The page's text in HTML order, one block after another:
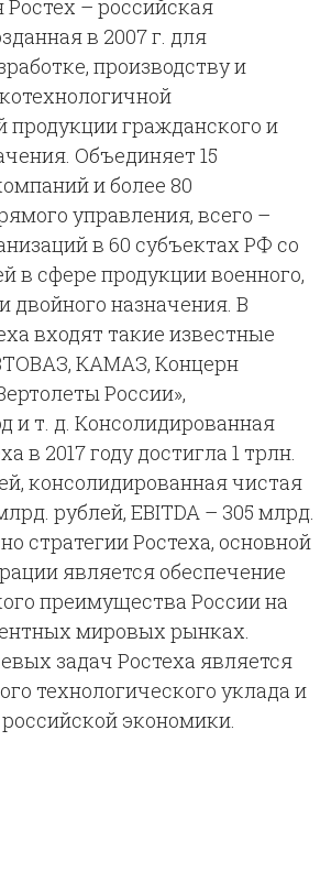
Ростех – российская
в 2007 г. для
производству и
гражданского и
Объединяет 15
и более 80
управления, всего –
в 60 субъектах РФ со
в сфере продукции военного,
двойного назначения. В
входят такие известные
КАМАЗ, Концерн
России»,
и т. д. Консолидированная
в 2017 году достигла 1 трлн.
консолидированная чистая
рублей, EBITDA – 305 млрд.
стратегии Ростеха, основной
является обеспечение
преимущества России на
мировых рынках.
задач Ростеха является
технологического уклада и
экономики.